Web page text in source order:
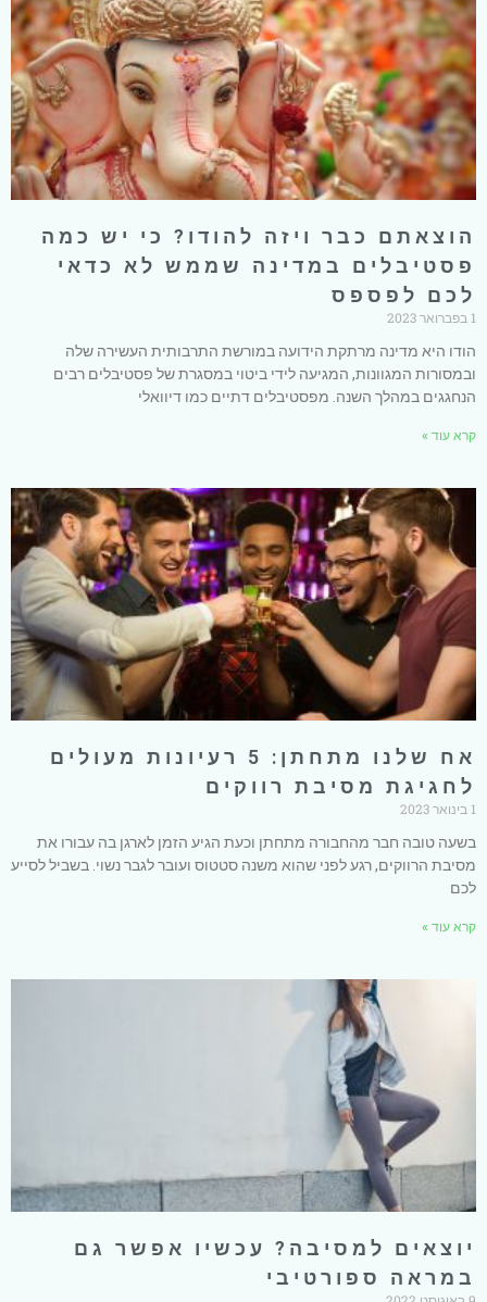
הוצאתם כבר ויזה להודו? כי יש כמה
פסטיבלים במדינה שממש לא כדאי
לכם לפספס
1 בפברואר 2023
הודו היא מדינה מרתקת הידועה במורשת התרבותית העשירה שלה
ובמסורות המגוונות, המגיעה לידי ביטוי במסגרת של פסטיבלים רבים
הנחגגים במהלך השנה. מפסטיבלים דתיים כמו דיוואלי
קרא עוד »
אח שלנו מתחתן: 5 רעיונות מעולים
לחגיגת מסיבת רווקים
1 בינואר 2023
בשעה טובה חבר מהחבורה מתחתן וכעת הגיע הזמן לארגן בה עבורו את
מסיבת הרווקים, רגע לפני שהוא משנה סטטוס ועובר לגבר נשוי. בשביל לסייע
לכם
קרא עוד »
יוצאים למסיבה? עכשיו אפשר גם
במראה ספורטיבי